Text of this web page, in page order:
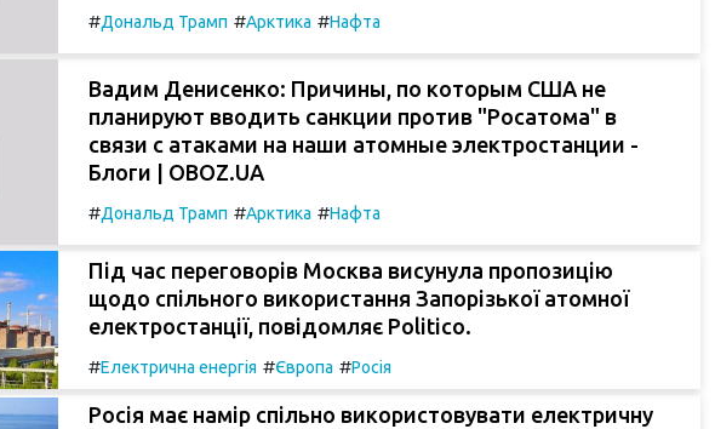
#Дональд Трамп #Арктика #Нафта
Вадим Денисенко: Причины, по которым США не
планируют вводить санкции против "Росатома" в
связи с атаками на наши атомные электростанции -
Блоги | OBOZ.UA
#Дональд Трамп #Арктика #Нафта
Під час переговорів Москва висунула пропозицію
щодо спільного використання Запорізької атомної
електростанції, повідомляє Politico.
#Електрична енергія #Європа #Росія
Росія має намір спільно використовувати електричну